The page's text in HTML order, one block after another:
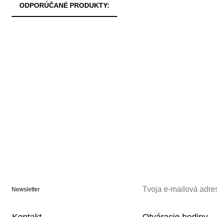
ODPORÚČANÉ PRODUKTY:
Newsletter